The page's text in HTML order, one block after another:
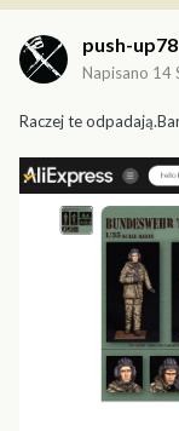
push-up78
Napisano 14
Raczej te